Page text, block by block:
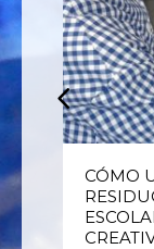
CÓMO